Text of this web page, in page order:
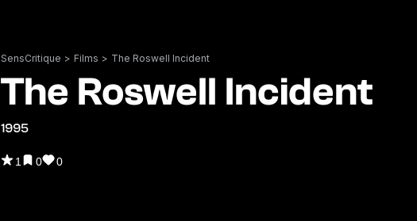
SensCritique > Films > The Roswell Incident
The Roswell Incident
1995
1 0 0